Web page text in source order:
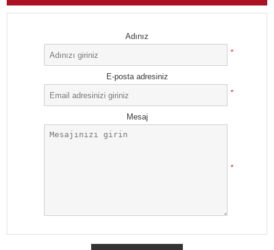
Adınız
*
E-posta adresiniz
*
Mesaj
*